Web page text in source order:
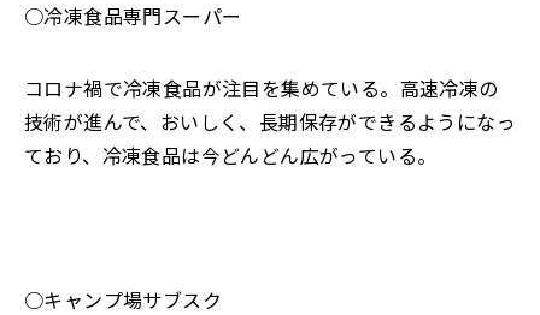
○冷凍食品専門スーパー
コロナ禍で冷凍食品が注目を集めている。高速冷凍の
技術が進んで、おいしく、長期保存ができるようになっ
ており、冷凍食品は今どんどん広がっている。
○キャンプ場サブスク